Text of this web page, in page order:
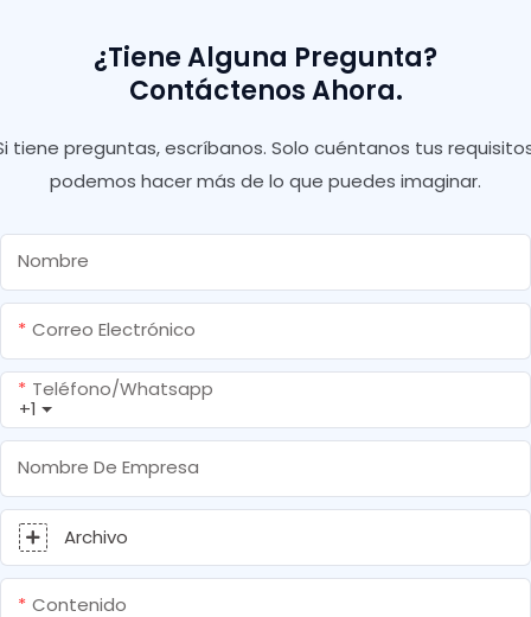
¿Tiene Alguna Pregunta?
Contáctenos Ahora.
tiene preguntas, escríbanos. Solo cuéntanos tus
podemos hacer más de lo que puedes imaginar.
Nombre
Correo Electrónico
+1
Teléfono/whatsapp
Nombre De Empresa
Archivo
Contenido